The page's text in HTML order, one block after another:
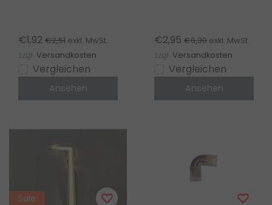
5mm COB - IP20
€1,92 €2,51 exkl. MwSt.
zzgl. Versandkosten
Vergleichen
Ansehen
4000K natürlich
weiß – IP20
€2,95 €6,30 exkl. MwSt.
zzgl. Versandkosten
Vergleichen
Ansehen
Sale